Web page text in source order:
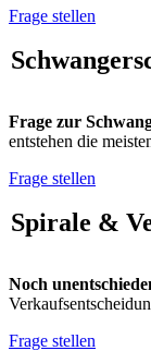
Frage stellen
Frage zur
entstehen die
Frage stellen
Spirale &
Noch
Frage stellen